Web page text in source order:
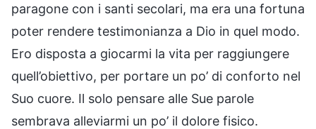
paragone con i santi secolari, ma era una fortuna
poter rendere testimonianza a Dio in quel modo.
Ero disposta a giocarmi la vita per raggiungere
quell’obiettivo, per portare un po’ di conforto nel
Suo cuore. Il solo pensare alle Sue parole
sembrava alleviarmi un po’ il dolore fisico.